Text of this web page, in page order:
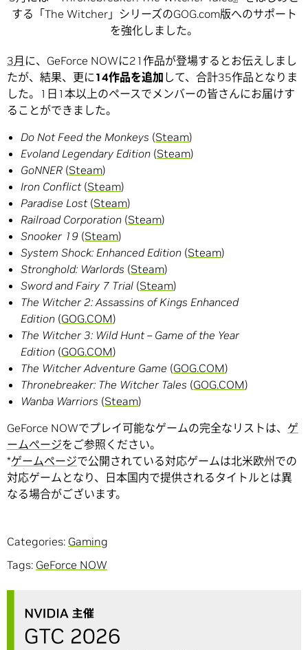
する「The Witcher」シリーズのGOG.com版へのサポート
を強化しました。
3月 に、GeForce NOWに21作品が登場するとお伝えしまし
たが、結果、更に14作品を追加 して、合計35作品となりま
した。1日1本以上のペースでメンバーの皆さんにお届けす
ることができました。
Do Not Feed the Monkeys (Steam)
Evoland Legendary Edition (Steam)
GoNNER (Steam)
Iron Conflict (Steam)
Paradise Lost(Steam)
Railroad Corporation (Steam)
Snooker 19 (Steam)
System Shock: Enhanced Edition (Steam)
Stronghold: Warlords (Steam)
Sword and Fairy 7 Trial (Steam)
The Witcher 2: Assassins of Kings Enhanced
Edition (GOG.COM)
The Witcher 3: Wild Hunt – Game of the Year
Edition (GOG.COM)
The Witcher Adventure Game (GOG.COM)
Thronebreaker: The Witcher Tales (GOG.COM)
Wanba Warriors (Steam)
GeForce NOWでプレイ可能なゲームの完全なリストは、 ゲ
ームぺージをご参照ください。
*ゲームページで公開されている対応ゲームは北米欧州での
対応ゲームとなり、日本国内で提供されるタイトルとは異
なる場合がございます。
Categories: Gaming
Tags: GeForce NOW